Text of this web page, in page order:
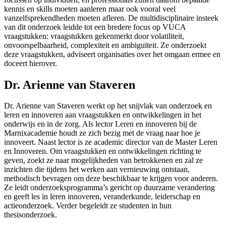
kennis en skills moeten aanleren maar ook vooral veel
vanzelfsprekendheden moeten afleren. De multidisciplinaire insteek
van dit onderzoek leidde tot een bredere focus op VUCA
vraagstukken: vraagstukken gekenmerkt door volatiliteit,
onvoorspelbaarheid, complexiteit en ambiguïteit. Ze onderzoekt
deze vraagstukken, adviseert organisaties over het omgaan ermee en
doceert hierover.
Dr. Arienne van Staveren
Dr. Arienne van Staveren werkt op het snijvlak van onderzoek en
leren en innoveren aan vraagstukken en ontwikkelingen in het
onderwijs en in de zorg. Als lector Leren en innoveren bij de
Marnixacademie houdt ze zich bezig met de vraag naar hoe je
innoveert. Naast lector is ze academic director van de Master Leren
en Innoveren. Om vraagstukken en ontwikkelingen richting te
geven, zoekt ze naar mogelijkheden van betrokkenen en zal ze
inzichten die tijdens het werken aan vernieuwing ontstaan,
methodisch bevragen om deze beschikbaar te krijgen voor anderen.
Ze leidt onderzoeksprogramma’s gericht op duurzame verandering
en geeft les in leren innoveren, veranderkunde, leiderschap en
actieonderzoek. Verder begeleidt ze studenten in hun
thesisonderzoek.